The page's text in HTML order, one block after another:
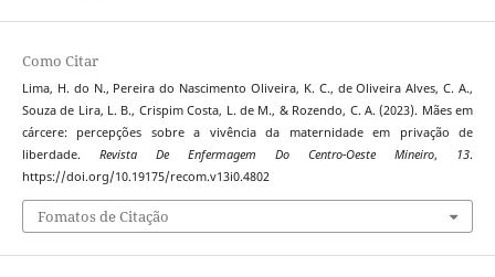
Como Citar
Lima, H. do N., Pereira do Nascimento Oliveira, K. C., de Oliveira Alves, C. A.,
Souza de Lira, L. B., Crispim Costa, L. de M., & Rozendo, C. A. (2023). Mães em
cárcere: percepções sobre a vivência da maternidade em privação de
liberdade. Revista De Enfermagem Do Centro-Oeste Mineiro, 13.
https://doi.org/10.19175/recom.v13i0.4802
Fomatos de Citação